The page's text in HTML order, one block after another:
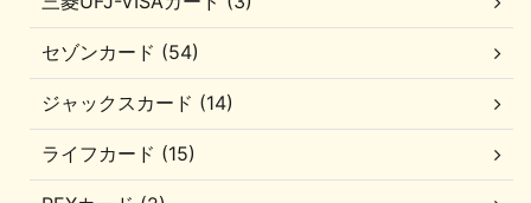
セゾンカード (54)
ジャックスカード (14)
ライフカード (15)